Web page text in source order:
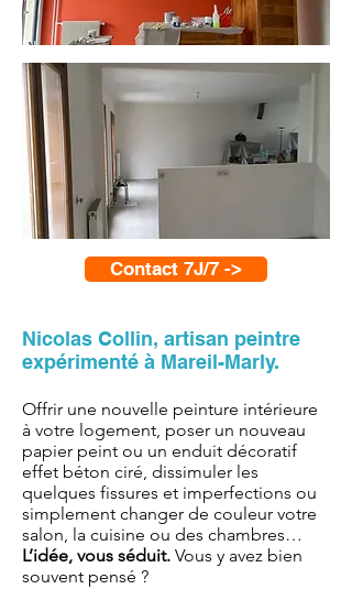
Contact 7J/7 ->
Nicolas Collin, artisan peintre
expérimenté à Mareil-Marly.
Offrir une nouvelle peinture intérieure
à votre logement, poser un nouveau
papier peint ou un enduit décoratif
effet béton ciré, dissimuler les
quelques fissures et imperfections ou
simplement changer de couleur votre
salon, la cuisine ou des chambres…
L’idée, vous séduit. Vous y avez bien
souvent pensé ?